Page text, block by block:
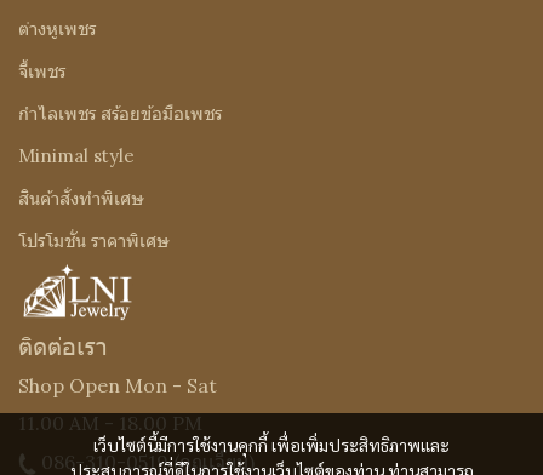
เว็บไซต์นี้มีการใช้งานคุกกี้ เพื่อเพิ่มประสิทธิภาพและ
ประสบการณ์ที่ดีในการใช้งานเว็บไซต์ของท่าน ท่านสามารถ
ต่างหูเพชร
จี้เพชร
กำไลเพชร สร้อยข้อมือเพชร
Minimal style
สินค้าสั่งทำพิเศษ
โปรโมชั่น ราคาพิเศษ
ติดต่อเรา
Shop Open Mon - Sat
11.00 AM - 18.00 PM
086-310-0519(คุณเจี๊ยบ)